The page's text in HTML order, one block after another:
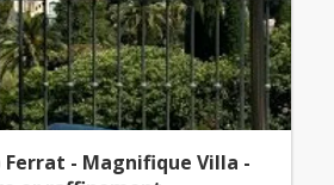
Ferrat - Magnifique Villa -